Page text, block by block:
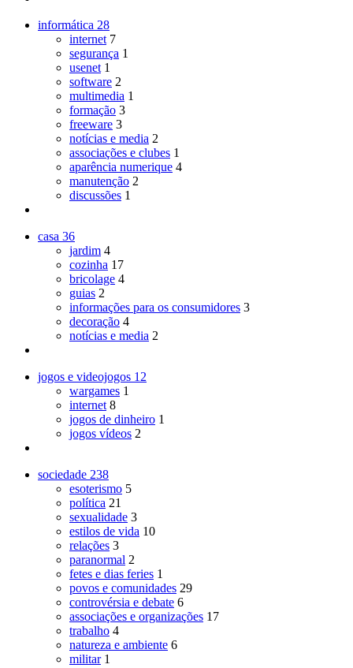
informática 28
internet 7
segurança 1
usenet 1
software 2
multimedia 1
formação 3
freeware 3
notícias e media 2
associações e clubes 1
aparência numerique 4
manutenção 2
discussões 1
casa 36
jardim 4
cozinha 17
bricolage 4
guias 2
informações para os consumidores 3
decoração 4
notícias e media 2
jogos e videojogos 12
wargames 1
internet 8
jogos de dinheiro 1
jogos vídeos 2
sociedade 238
esoterismo 5
política 21
sexualidade 3
estilos de vida 10
relações 3
paranormal 2
fetes e dias feries 1
povos e comunidades 29
controvérsia e debate 6
associações e organizações 17
trabalho 4
natureza e ambiente 6
militar 1